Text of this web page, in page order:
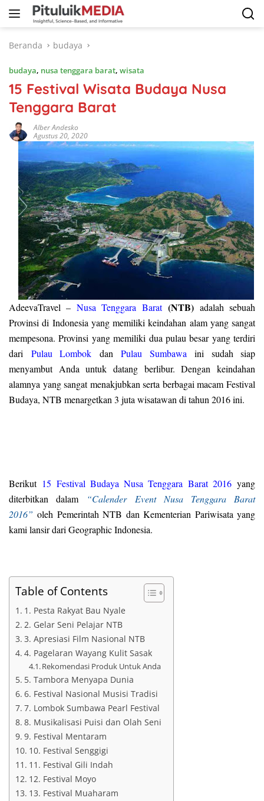
Langsung
Beranda
budaya
budaya, nusa tenggara barat, wisata
15 Festival Wisata Budaya Nusa
Tenggara Barat
Alber Andesko
Agustus 20, 2020
AdeevaTravel –Nusa Tenggara Barat (NTB)adalah sebuah
Provinsi di Indonesia yang memiliki keindahan alam yang sangat
mempesona. Provinsi yang memiliki dua pulau besar yang terdiri
dari Pulau Lombok dan Pulau Sumbawa ini sudah siap
menyambut Anda untuk datang berlibur. Dengan keindahan
alamnya yang sangat menakjubkan serta berbagai macam Festival
Budaya, NTB menargetkan 3 juta wisatawan di tahun 2016 ini.
Berikut 15 Festival Budaya Nusa Tenggara Barat 2016yang
diterbitkan dalam “Calender Event Nusa Tenggara Barat
2016” oleh Pemerintah NTB dan Kementerian Pariwisata yang
kami lansir dari Geographic Indonesia.
Table of Contents
1. Pesta Rakyat Bau Nyale
2. Gelar Seni Pelajar NTB
3. Apresiasi Film Nasional NTB
4. Pagelaran Wayang Kulit Sasak
Rekomendasi Produk Untuk Anda
5. Tambora Menyapa Dunia
6. Festival Nasional Musisi Tradisi
7. Lombok Sumbawa Pearl Festival
8. Musikalisasi Puisi dan Olah Seni
9. Festival Mentaram
10. Festival Senggigi
11. Festival Gili Indah
12. Festival Moyo
13. Festival Muaharam